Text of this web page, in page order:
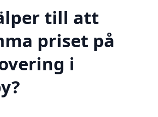
till att
priset på
i